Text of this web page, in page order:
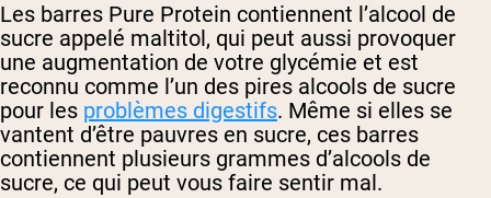
Les barres Pure Protein contiennent l’alcool de
sucre appelé maltitol, qui peut aussi provoquer
une augmentation de votre glycémie et est
reconnu comme l’un des pires alcools de sucre
pour les problèmes digestifs. Même si elles se
vantent d’être pauvres en sucre, ces barres
contiennent plusieurs grammes d’alcools de
sucre, ce qui peut vous faire sentir mal.